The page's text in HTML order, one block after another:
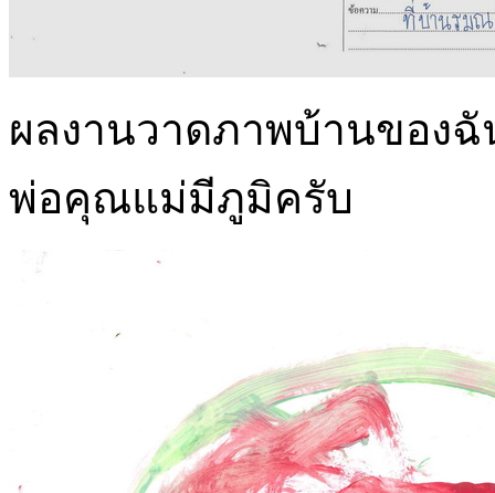
ผลงานวาดภาพบ้านของ
พ่อคุณแม่มีภูมิครับ